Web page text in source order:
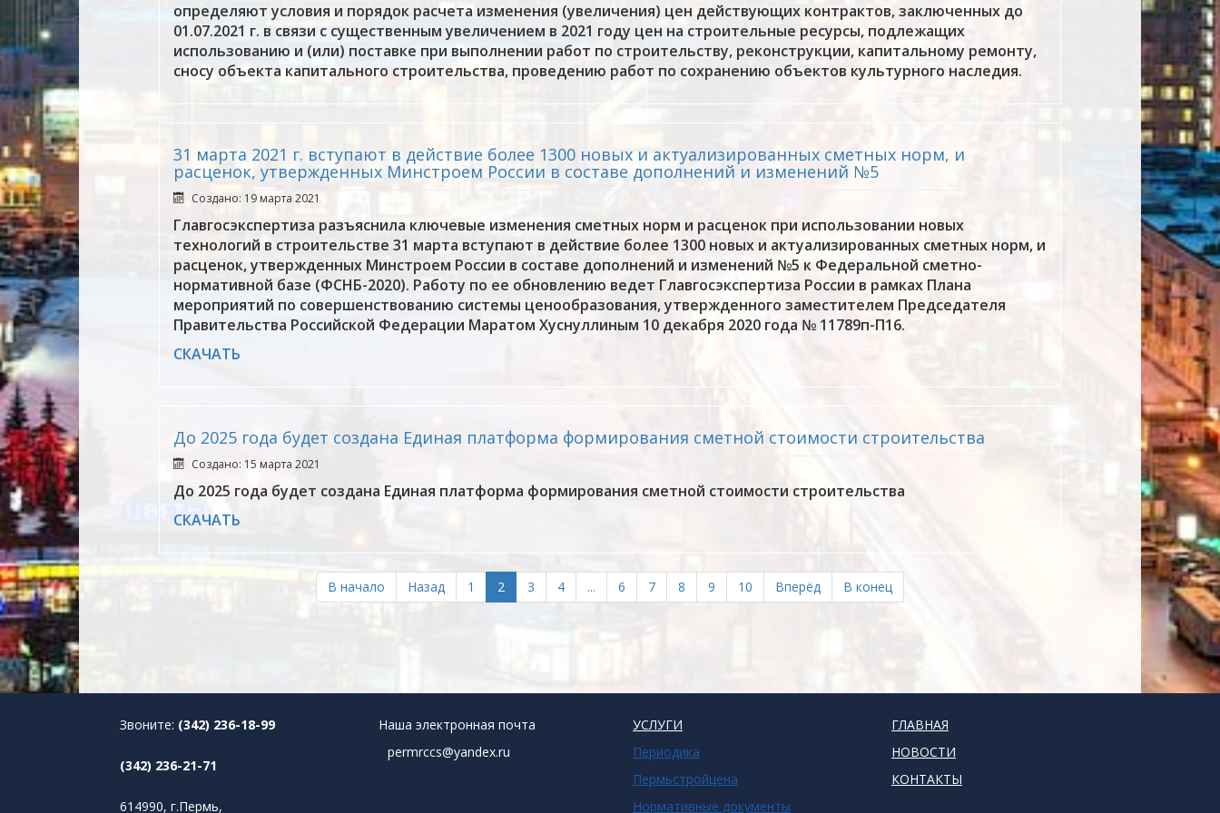
определяют условия и порядок расчета изменения (увеличения) цен действующих контрактов, заключенных до
01.07.2021 г. в связи с существенным увеличением в 2021 году цен на строительные ресурсы, подлежащих
использованию и (или) поставке при выполнении работ по строительству, реконструкции, капитальному ремонту,
сносу объекта капитального строительства, проведению работ по сохранению объектов культурного наследия.
31 марта 2021 г. вступают в действие более 1300 новых и актуализированных сметных норм, и
расценок, утвержденных Минстроем России в составе дополнений и изменений №5
Создано: 19 марта 2021
Главгосэкспертиза разъяснила ключевые изменения сметных норм и расценок при использовании новых
технологий в строительстве 31 марта вступают в действие более 1300 новых и актуализированных сметных норм, и
расценок, утвержденных Минстроем России в составе дополнений и изменений №5 к Федеральной сметно-
нормативной базе (ФСНБ-2020). Работу по ее обновлению ведет Главгосэкспертиза России в рамках Плана
мероприятий по совершенствованию системы ценообразования, утвержденного заместителем Председателя
Правительства Российской Федерации Маратом Хуснуллиным 10 декабря 2020 года № 11789п-П16.
СКАЧАТЬ
До 2025 года будет создана Единая платформа формирования сметной стоимости строительства
Создано: 15 марта 2021
До 2025 года будет создана Единая платформа формирования сметной стоимости строительства
СКАЧАТЬ
В начало Назад 1 2 3 4 ... 6 7 8 9 10 Вперёд В конец
Звоните: (342) 236-18-99
(342) 236-21-71
614990, г.Пермь,
Наша электронная почта
permrccs@yandex.ru
УСЛУГИ
Периодика
Пермьстройцена
Нормативные документы
ГЛАВНАЯ
НОВОСТИ
КОНТАКТЫ